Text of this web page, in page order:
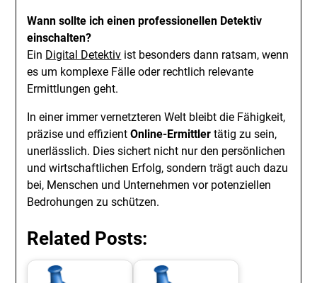
Wann sollte ich einen professionellen Detektiv
einschalten?
Ein Digital Detektiv ist besonders dann ratsam, wenn
es um komplexe Fälle oder rechtlich relevante
Ermittlungen geht.
In einer immer vernetzteren Welt bleibt die Fähigkeit,
präzise und effizientOnline-Ermittler tätig zu sein,
unerlässlich. Dies sichert nicht nur den persönlichen
und wirtschaftlichen Erfolg, sondern trägt auch dazu
bei, Menschen und Unternehmen vor potenziellen
Bedrohungen zu schützen.
Related Posts: